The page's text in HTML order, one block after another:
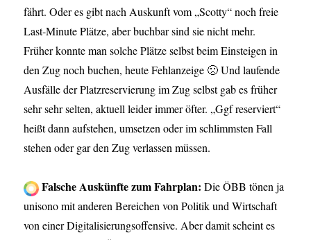
fährt. Oder es gibt nach Auskunft vom „Scotty“ noch freie
Last-Minute Plätze, aber buchbar sind sie nicht mehr.
Früher konnte man solche Plätze selbst beim Einsteigen in
den Zug noch buchen, heute Fehlanzeige 🙁 Und laufende
Ausfälle der Platzreservierung im Zug selbst gab es früher
sehr sehr selten, aktuell leider immer öfter. „Ggf reserviert“
heißt dann aufstehen, umsetzen oder im schlimmsten Fall
stehen oder gar den Zug verlassen müssen.
Falsche Auskünfte zum Fahrplan: Die ÖBB tönen ja
unisono mit anderen Bereichen von Politik und Wirtschaft
von einer Digitalisierungsoffensive. Aber damit scheint es